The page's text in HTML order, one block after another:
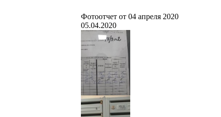
Фотоотчет от 04 апреля 2020
05.04.2020